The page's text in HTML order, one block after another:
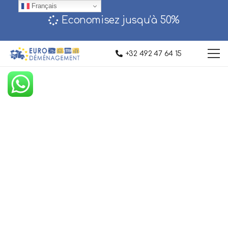
Economisez jusqu’à 50%‎
+32 492 47 64 15
Français